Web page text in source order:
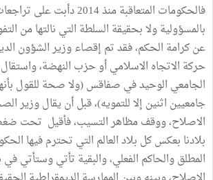
فالحكومات المتعاقبة منذ 2014
بالمسؤولية ولا بحقيقة السلطة التي نالتها من
عن كرامة الحكم، فقد تم إقصاء وزير الشؤون
حركة الاتجاه الاسلامي أو حزب النهضة،
الجامعي الوحيد في صفاقس (ولا صحة للقول
جامعيين اثنين إلا للتمويه)، قبل أن يقال وزير
الاصلاح، ووقف مظاهر التسيب، فأقيل تحت
بلادنا بعكس كل بلاد العالم التي تحترم فيها
المطلق والحاكم الفعلي، والبقية تأتي وستأتي